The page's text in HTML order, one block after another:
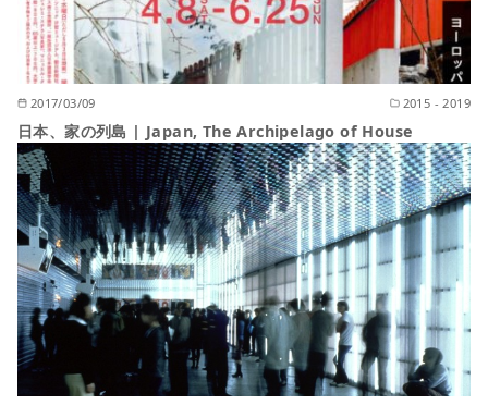
2017/03/09 2015 - 2019
日本、家の列島 | Japan, The Archipelago of House